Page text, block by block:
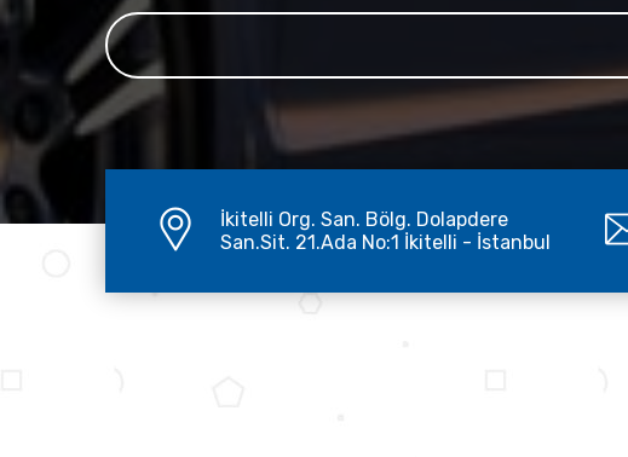
İkitelli Org. San. Bölg. Dolapdere
San.Sit. 21.Ada No:1 İkitelli - İstanbul